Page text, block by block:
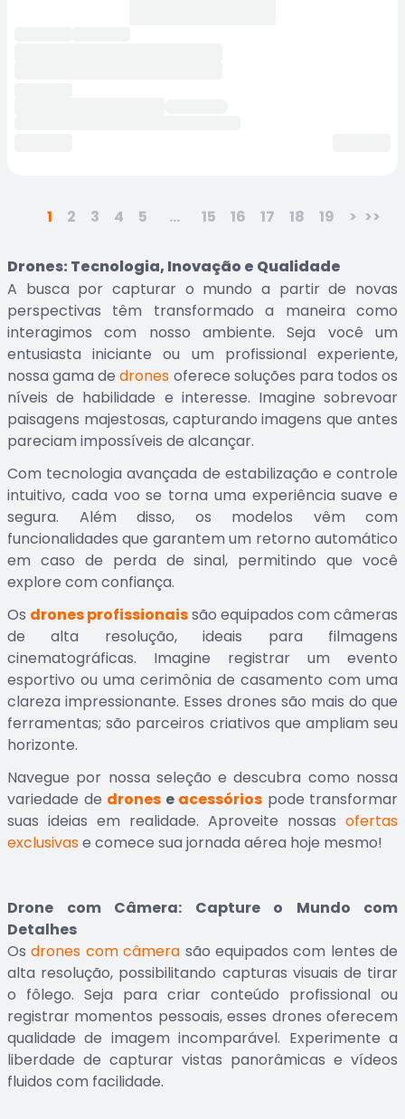
1 2 3 4 5 ... 15 16 17 18 19 > >>
Drones: Tecnologia, Inovação e Qualidade
A busca por capturar o mundo a partir de novas
perspectivas têm transformado a maneira como
interagimos com nosso ambiente. Seja você um
entusiasta iniciante ou um profissional experiente,
nossa gama dedrones oferece soluções para todos os
níveis de habilidade e interesse. Imagine sobrevoar
paisagens majestosas, capturando imagens que antes
pareciam impossíveis de alcançar.
Com tecnologia avançada de estabilização e controle
intuitivo, cada voo se torna uma experiência suave e
segura. Além disso, os modelos vêm com
funcionalidades que garantem um retorno automático
em caso de perda de sinal, permitindo que você
explore com confiança.
Os drones profissionaissão equipados com câmeras
de alta resolução, ideais para filmagens
cinematográficas. Imagine registrar um evento
esportivo ou uma cerimônia de casamento com uma
clareza impressionante. Esses drones são mais do que
ferramentas; são parceiros criativos que ampliam seu
horizonte.
Navegue por nossa seleção e descubra como nossa
variedade de drones e acessórios pode transformar
suas ideias em realidade. Aproveite nossas ofertas
exclusivase comece sua jornada aérea hoje mesmo!
Drone com Câmera: Capture o Mundo com
Detalhes
Osdrones com câmera são equipados com lentes de
alta resolução, possibilitando capturas visuais de tirar
o fôlego. Seja para criar conteúdo profissional ou
registrar momentos pessoais, esses drones oferecem
qualidade de imagem incomparável. Experimente a
liberdade de capturar vistas panorâmicas e vídeos
fluidos com facilidade.